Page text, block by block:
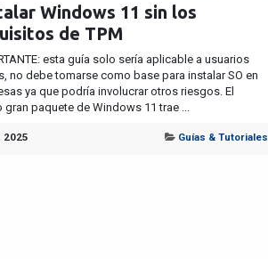
Windows 11 sin los
de TPM
esta guía solo sería aplicable a usuarios
no debe tomarse como base para instalar SO en
ya que podría involucrar otros riesgos. El
gran paquete de Windows 11 trae ...
2025 Guías & Tutoriales